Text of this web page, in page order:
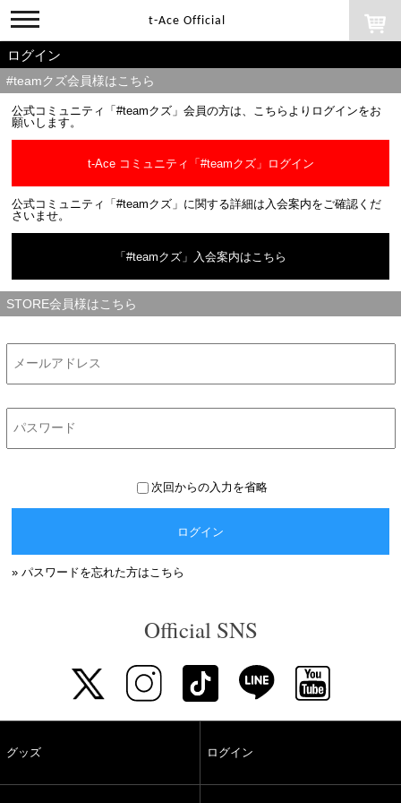
toggle
navigation
t-Ace Official
ログイン
#teamクズ会員様はこちら
公式コミュニティ「#teamクズ」会員の方は、こちらよりログインをお
願いします。
t-Ace コミュニティ「#teamクズ」ログイン
公式コミュニティ「#teamクズ」に関する詳細は入会案内をご確認くだ
さいませ。
「#teamクズ」入会案内はこちら
STORE会員様はこちら
次回からの入力を省略
ログイン
» パスワードを忘れた方はこちら
Official SNS
グッズ ログイン